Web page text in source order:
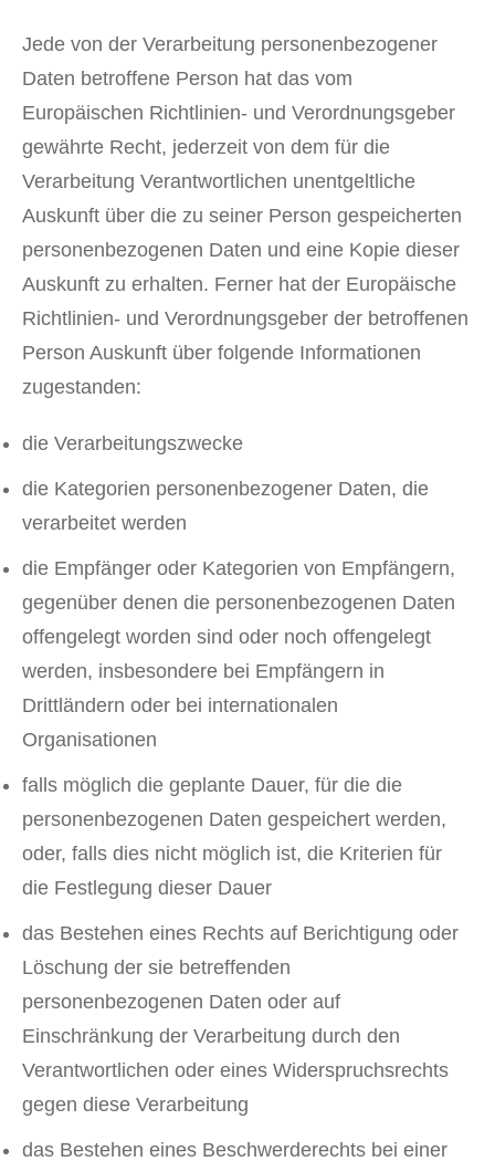
Jede von der Verarbeitung personenbezogener
Daten betroffene Person hat das vom
Europäischen Richtlinien- und Verordnungsgeber
gewährte Recht, jederzeit von dem für die
Verarbeitung Verantwortlichen unentgeltliche
Auskunft über die zu seiner Person gespeicherten
personenbezogenen Daten und eine Kopie dieser
Auskunft zu erhalten. Ferner hat der Europäische
Richtlinien- und Verordnungsgeber der betroffenen
Person Auskunft über folgende Informationen
zugestanden:
die Verarbeitungszwecke
die Kategorien personenbezogener Daten, die
verarbeitet werden
die Empfänger oder Kategorien von Empfängern,
gegenüber denen die personenbezogenen Daten
offengelegt worden sind oder noch offengelegt
werden, insbesondere bei Empfängern in
Drittländern oder bei internationalen
Organisationen
falls möglich die geplante Dauer, für die die
personenbezogenen Daten gespeichert werden,
oder, falls dies nicht möglich ist, die Kriterien für
die Festlegung dieser Dauer
das Bestehen eines Rechts auf Berichtigung oder
Löschung der sie betreffenden
personenbezogenen Daten oder auf
Einschränkung der Verarbeitung durch den
Verantwortlichen oder eines Widerspruchsrechts
gegen diese Verarbeitung
das Bestehen eines Beschwerderechts bei einer